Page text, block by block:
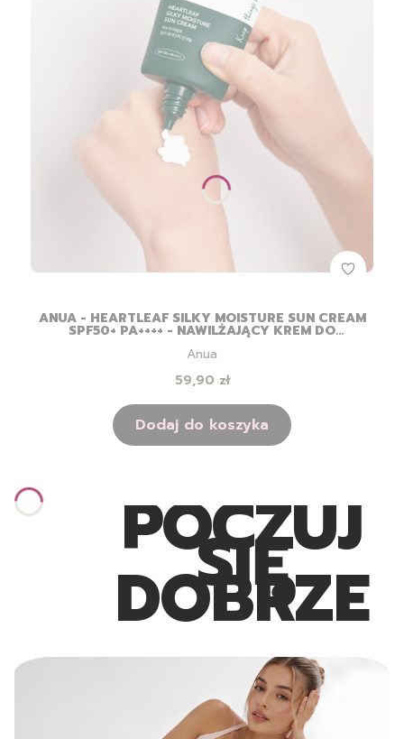
ANUA - HEARTLEAF SILKY MOISTURE SUN CREAM
SPF50+ PA++++ - NAWILŻAJĄCY KREM DO
TWARZY Z FILTREM - 50ML
Producent
Anua
Cena
59,90 zł
Dodaj do koszyka
POCZUJ
SIĘ
DOBRZE